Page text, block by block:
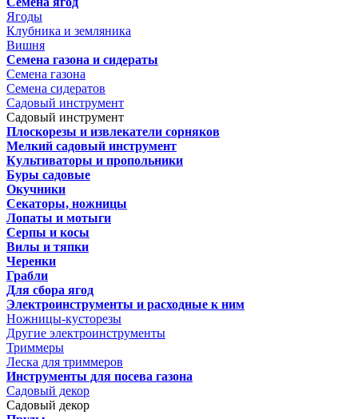
Ягоды
Клубника и земляника
Вишня
Семена газона и сидераты
Семена газона
Семена сидератов
Садовый инструмент
Садовый инструмент
Плоскорезы и извлекатели сорняков
Мелкий садовый инструмент
Культиваторы и пропольники
Буры садовые
Окучники
Секаторы, ножницы
Лопаты и мотыги
Серпы и косы
Вилы и тяпки
Черенки
Грабли
Для сбора ягод
Электроинструменты и расходные к ним
Ножницы-кусторезы
Другие электроинструменты
Триммеры
Леска для триммеров
Инструменты для посева газона
Садовый декор
Садовый декор